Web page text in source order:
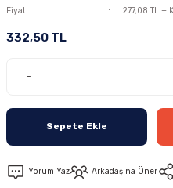
Fiyat
277,08 TL +
332,50 TL
-
Sepete Ekle
Yorum Yaz Arkadaşına Öner